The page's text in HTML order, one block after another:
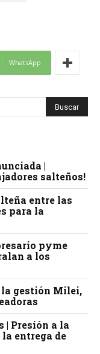
WhatsApp
|
salteños!
entre las
para la
pyme
a los
gestión Milei,
| Presión a la
entrega de